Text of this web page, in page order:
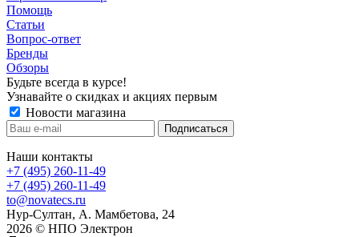
Помощь
Статьи
Вопрос-ответ
Бренды
Обзоры
Будьте всегда в курсе!
Узнавайте о скидках и акциях первым
Новости магазина
Наши контакты
+7 (495) 260-11-49
+7 (495) 260-11-49
to@novatecs.ru
Нур-Султан, А. Мамбетова, 24
2026 © НПО Электрон